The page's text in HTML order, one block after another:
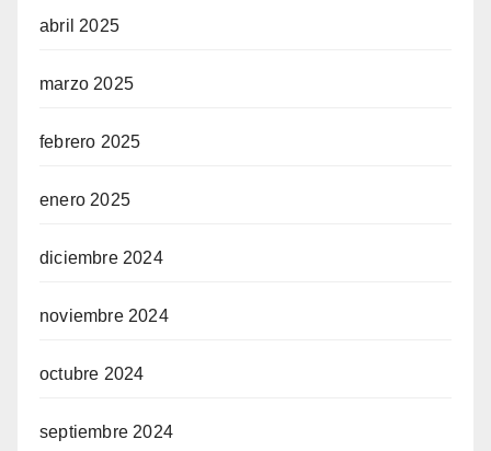
abril 2025
marzo 2025
febrero 2025
enero 2025
diciembre 2024
noviembre 2024
octubre 2024
septiembre 2024